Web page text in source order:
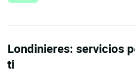
Londinieres: servicios
ti